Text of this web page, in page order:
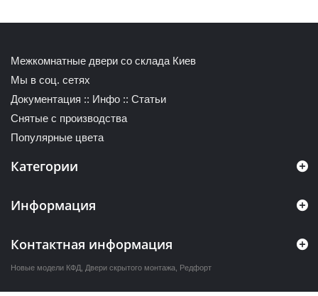
Межкомнатные двери со склада Киев
Мы в соц. сетях
Документация :: Инфо :: Статьи
Снятые с производства
Популярные цвета
Категории
Информация
Контактная информация
Новые модели КФД Двери скрытого монтажа Редфорт